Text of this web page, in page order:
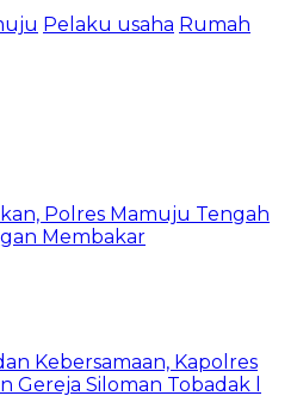
Pelaku usaha Rumah
Polres Mamuju Tengah
Membakar
Kebersamaan, Kapolres
Gereja Siloman Tobadak l